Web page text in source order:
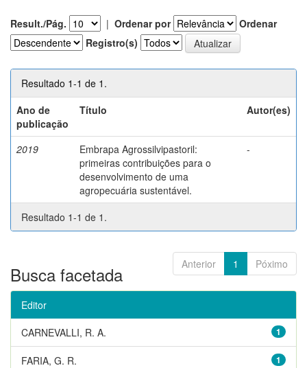
Result./Pág. | Ordenar por
Ordenar
Registro(s)
Resultado 1-1 de 1.
Ano de
publicação
Título Autor(es)
2019
Embrapa Agrossilvipastoril:
primeiras contribuições para o
desenvolvimento de uma
agropecuária sustentável.
-
Resultado 1-1 de 1.
Anterior 1 Póximo
Busca facetada
Editor
1
CARNEVALLI, R. A.
1
FARIA, G. R.